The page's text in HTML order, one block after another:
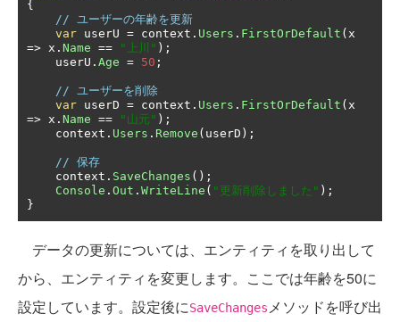
{
// ユーザーの年齢を更新
var userU = context . Users . FirstOrDefault (
=> x . Name == "上川" );
    userU
. Age = 50 ;
// ユーザーを削除
var userD = context . Users . FirstOrDefault (
=> x . Name == "山元" );
    context
. Users . Remove ( userD );
// 保存
    context
. SaveChanges ();
Console . Out . WriteLine ( "更新削除しました" );
}
データの更新については、エンティティを取り出して
から、エンティティを変更します。ここでは年齢を50に
設定しています。設定後にSaveChangesメソッドを呼び出